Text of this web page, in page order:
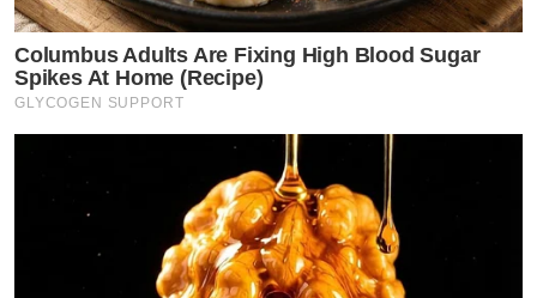
Columbus Adults Are Fixing High Blood Sugar
Spikes At Home (Recipe)
GLYCOGEN SUPPORT